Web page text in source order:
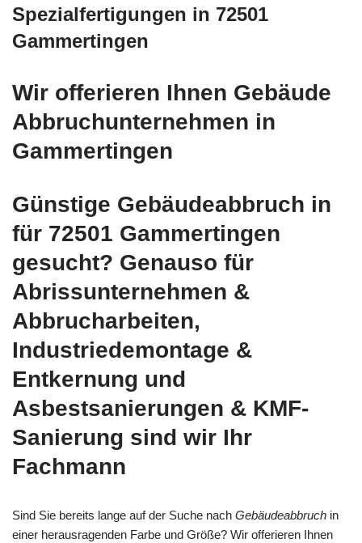
Spezialfertigungen in 72501
Gammertingen
Wir offerieren Ihnen Gebäude
Abbruchunternehmen in
Gammertingen
Günstige Gebäudeabbruch in
für 72501 Gammertingen
gesucht? Genauso für
Abrissunternehmen &
Abbrucharbeiten,
Industriedemontage &
Entkernung und
Asbestsanierungen & KMF-
Sanierung sind wir Ihr
Fachmann
Sind Sie bereits lange auf der Suche nach Gebäudeabbruch in
einer herausragenden Farbe und Größe? Wir offerieren Ihnen